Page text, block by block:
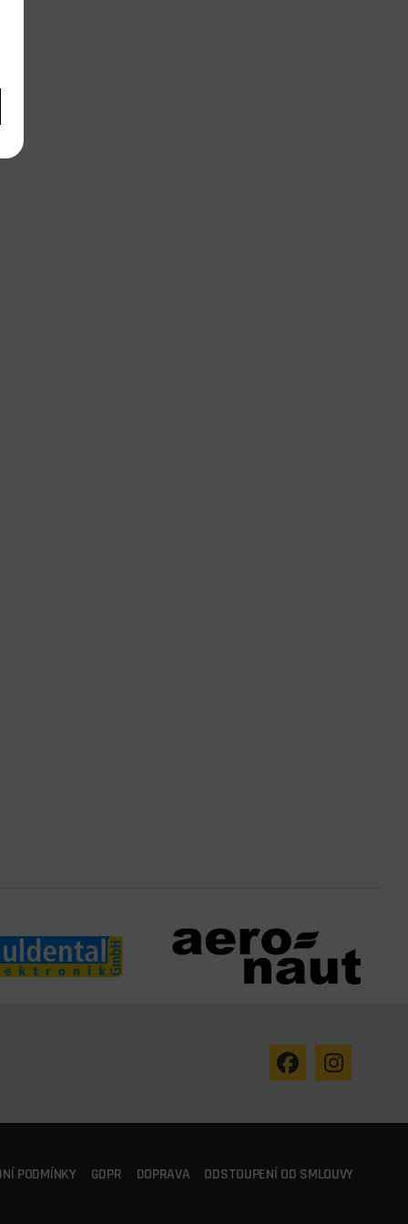
PODMÍNKY GDPR DOPRAVA ODSTOUPENÍ OD SMLOUVY